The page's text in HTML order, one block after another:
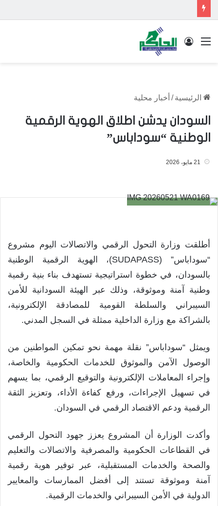
القائمة تسجيل الدخول
الرئيسية / أخبار محلية
السودان يدشن اطلاق الهوية الرقمية
الوطنية “سوداباس”
21 مايو، 2026
أطلقت وزارة التحول الرقمي والاتصالات اليوم مشروع
“سوداباس” (SUDAPASS)، الهوية الرقمية الوطنية
بالسودان، في خطوة استراتيجية تستهدف بناء بنية رقمية
وطنية آمنة وموثوقة، وذلك عبر الهيئة السودانية للأمن
السيبراني والسلطة القومية للمصادقة الإلكترونية،
بالشراكة مع وزارة الداخلية ممثلة في السجل المدني.
ويمثل “سوداباس” نقلة مهمة نحو تمكين المواطنين من
الوصول الآمن والموثوق للخدمات الحكومية والخاصة،
وإجراء المعاملات الإلكترونية والتوقيع الرقمي، بما يسهم
في تسهيل الإجراءات، ورفع كفاءة الأداء، وتعزيز الثقة
الرقمية ودعم الاقتصاد الرقمي في السودان.
وأكدت الوزارة أن المشروع يعزز جهود التحول الرقمي
في القطاعات الحكومية والمصرفية والاتصالات والتعليم
والصحة والخدمات المستقبلية، عبر توفير هوية رقمية
آمنة وموثوقة تستند إلى أفضل الممارسات والمعايير
الدولية في الأمن السيبراني والخدمات الرقمية.